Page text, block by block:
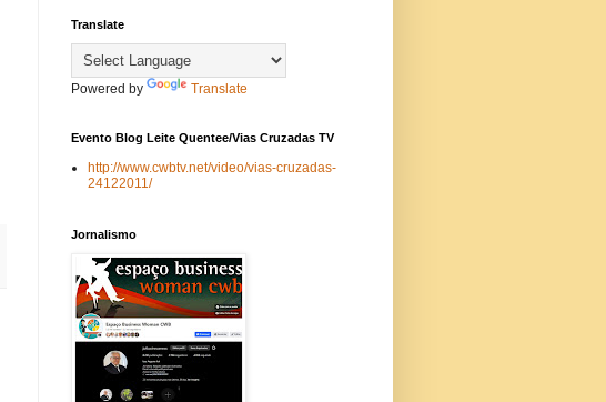
Translate
Powered by Translate
Evento Blog Leite Quentee/Vias Cruzadas TV
http://www.cwbtv.net/video/vias-cruzadas-
24122011/
Jornalismo